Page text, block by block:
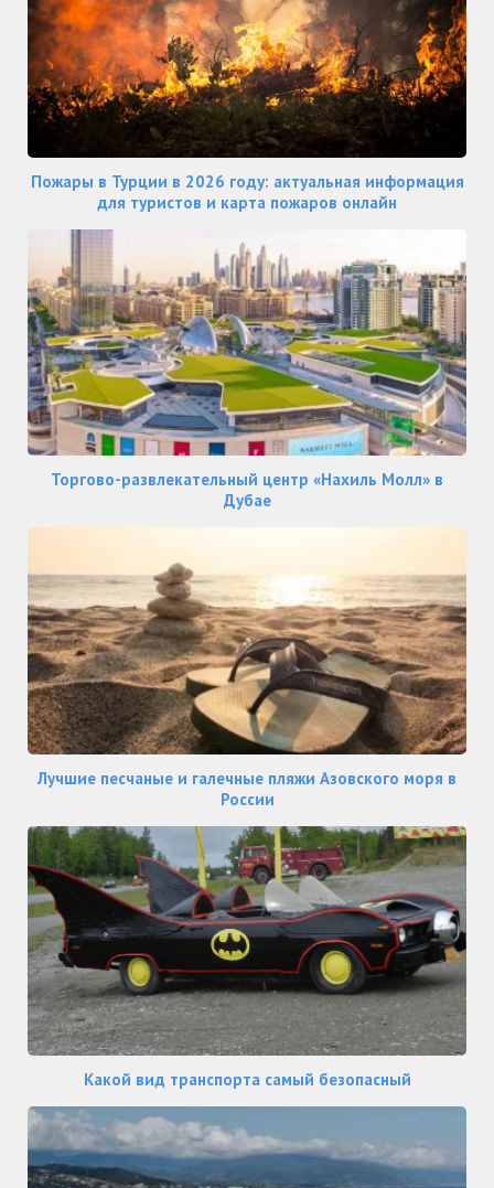
Пожары в Турции в 2026 году: актуальная информация
для туристов и карта пожаров онлайн
Торгово-развлекательный центр «Нахиль Молл» в
Дубае
Лучшие песчаные и галечные пляжи Азовского моря в
России
Какой вид транспорта самый безопасный